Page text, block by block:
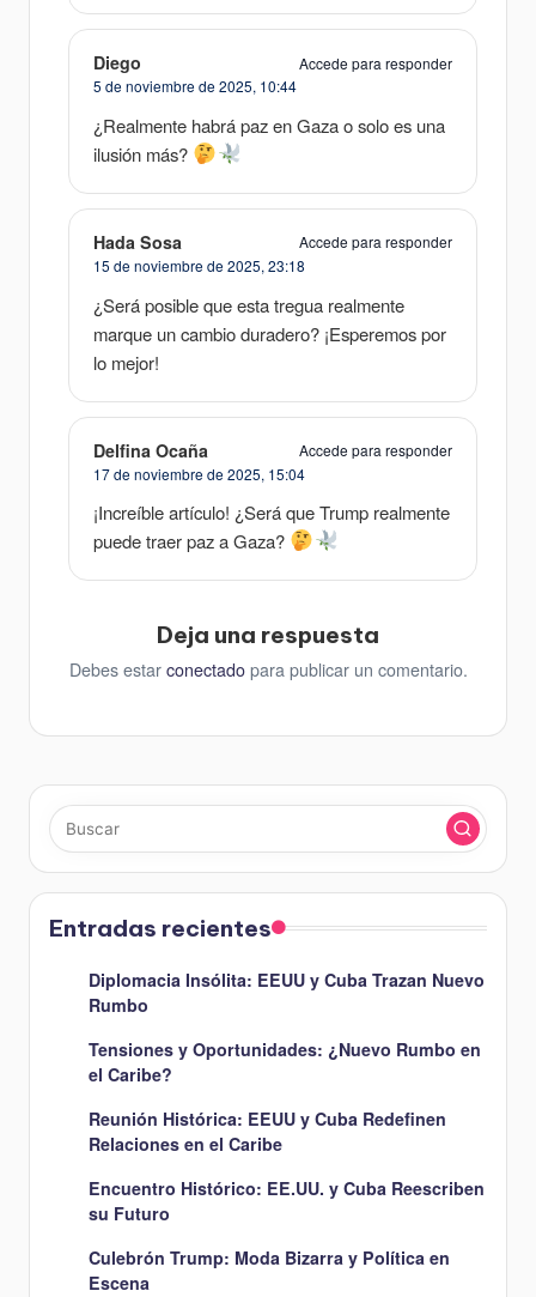
Diego
Accede para responder
5 de noviembre de 2025, 10:44
¿Realmente habrá paz en Gaza o solo es una
ilusión más?
Hada Sosa
Accede para responder
15 de noviembre de 2025, 23:18
¿Será posible que esta tregua realmente
marque un cambio duradero? ¡Esperemos por
lo mejor!
Delfina Ocaña
Accede para responder
17 de noviembre de 2025, 15:04
¡Increíble artículo! ¿Será que Trump realmente
puede traer paz a Gaza?
Deja una respuesta
Debes estar conectadopara publicar un comentario.
Entradas recientes
Diplomacia Insólita: EEUU y Cuba Trazan Nuevo
Rumbo
Tensiones y Oportunidades: ¿Nuevo Rumbo en
el Caribe?
Reunión Histórica: EEUU y Cuba Redefinen
Relaciones en el Caribe
Encuentro Histórico: EE.UU. y Cuba Reescriben
su Futuro
Culebrón Trump: Moda Bizarra y Política en
Escena